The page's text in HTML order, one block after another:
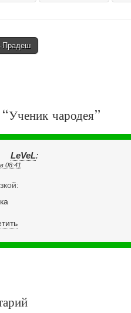
Прадеш
Ученик чародея”
LeVeL:
08:41